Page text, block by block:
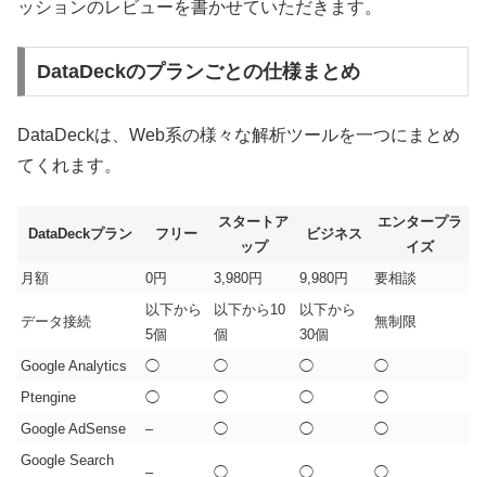
ッションのレビューを書かせていただきます。
DataDeckのプランごとの仕様まとめ
DataDeckは、Web系の様々な解析ツールを一つにまとめ
てくれます。
DataDeckプラン フリー
スタートア
ップ
ビジネス
エンタープラ
イズ
月額
0円 3,980円 9,980円 要相談
データ接続
以下から
5個
以下から10
個
以下から
30個
無制限
Google Analytics ◯ ◯ ◯
◯
Ptengine
◯ ◯ ◯
◯
Google AdSense
– ◯ ◯
◯
Google Search
– ◯ ◯ ◯